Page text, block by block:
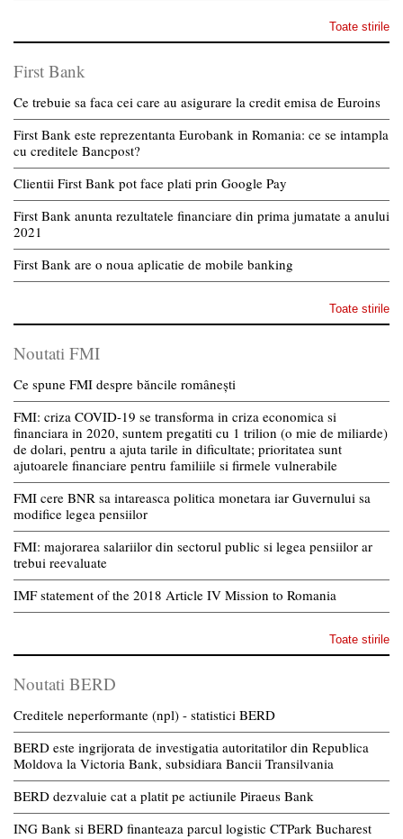
Toate stirile
First Bank
Ce trebuie sa faca cei care au asigurare la credit emisa de Euroins
First Bank este reprezentanta Eurobank in Romania: ce se intampla
cu creditele Bancpost?
Clientii First Bank pot face plati prin Google Pay
First Bank anunta rezultatele financiare din prima jumatate a anului
2021
First Bank are o noua aplicatie de mobile banking
Toate stirile
Noutati FMI
Ce spune FMI despre băncile românești
FMI: criza COVID-19 se transforma in criza economica si
financiara in 2020, suntem pregatiti cu 1 trilion (o mie de miliarde)
de dolari, pentru a ajuta tarile in dificultate; prioritatea sunt
ajutoarele financiare pentru familiile si firmele vulnerabile
FMI cere BNR sa intareasca politica monetara iar Guvernului sa
modifice legea pensiilor
FMI: majorarea salariilor din sectorul public si legea pensiilor ar
trebui reevaluate
IMF statement of the 2018 Article IV Mission to Romania
Toate stirile
Noutati BERD
Creditele neperformante (npl) - statistici BERD
BERD este ingrijorata de investigatia autoritatilor din Republica
Moldova la Victoria Bank, subsidiara Bancii Transilvania
BERD dezvaluie cat a platit pe actiunile Piraeus Bank
ING Bank si BERD finanteaza parcul logistic CTPark Bucharest